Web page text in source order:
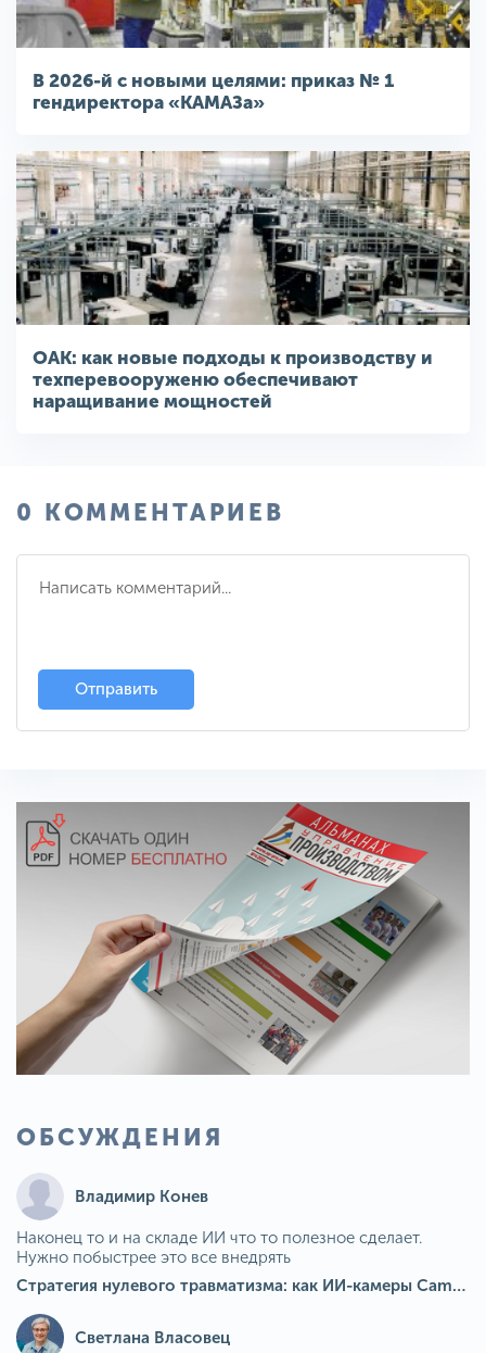
В 2026-й с новыми целями: приказ № 1
гендиректора «КАМАЗа»
ОАК: как новые подходы к производству и
техперевооруженю обеспечивают
наращивание мощностей
0 КОММЕНТАРИЕВ
Отправить
ОБСУЖДЕНИЯ
Владимир Конев
Наконец то и на складе ИИ что то полезное сделает.
Нужно побыстрее это все внедрять
Стратегия нулевого травматизма: как ИИ-камеры Camkord снижают риск наезда на пешехода при работе на погрузчике
Светлана Власовец